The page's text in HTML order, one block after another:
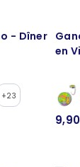
- Dîner
+23
en